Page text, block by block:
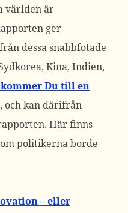
världen är
ger
dessa snabbfotade
Kina, Indien,
Du till en
, och kan därifrån
Här finns
politikerna borde
– eller